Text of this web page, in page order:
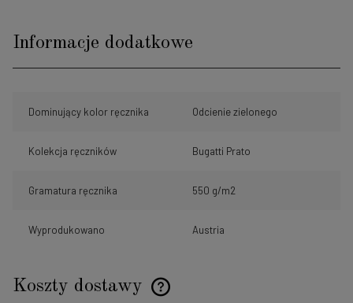
Informacje dodatkowe
Dominujący kolor ręcznika Odcienie zielonego
Kolekcja ręczników Bugatti Prato
Gramatura ręcznika 550 g/m2
Wyprodukowano Austria
Koszty dostawy
Cena nie zawiera ewentualnych kosztów płatności